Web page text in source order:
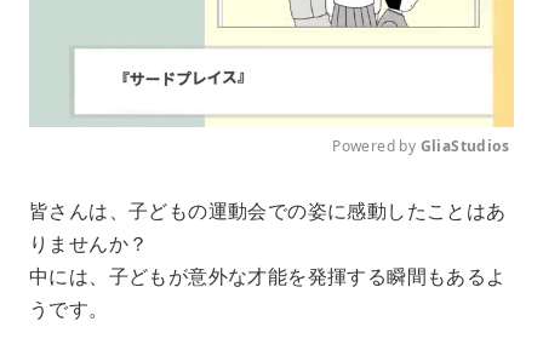
u
e
Powered by GliaStudios
皆さんは、子どもの運動会での姿に感動したことはあ
りませんか？
中には、子どもが意外な才能を発揮する瞬間もあるよ
うです。